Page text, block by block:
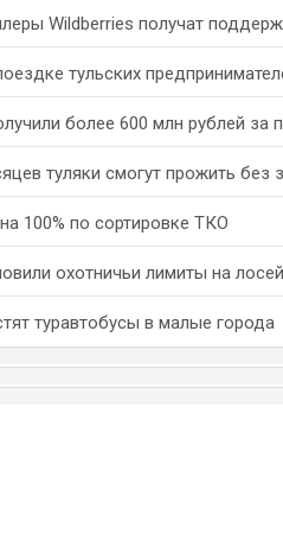
Wildberries получат
тульских
более 600 млн рублей за
туляки смогут прожить без
100% по сортировке ТКО
охотничьи лимиты на
туравтобусы в малые города